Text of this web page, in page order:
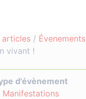
articles / Évenements
vivant !
d'évènement
Manifestations